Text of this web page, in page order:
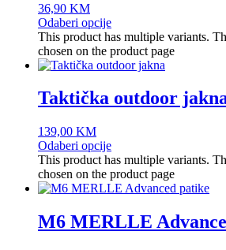
36,90 KM
Odaberi opcije
This product has multiple variants.
chosen on the product page
Taktička outdoor
139,00 KM
Odaberi opcije
This product has multiple variants.
chosen on the product page
M6 MERLLE